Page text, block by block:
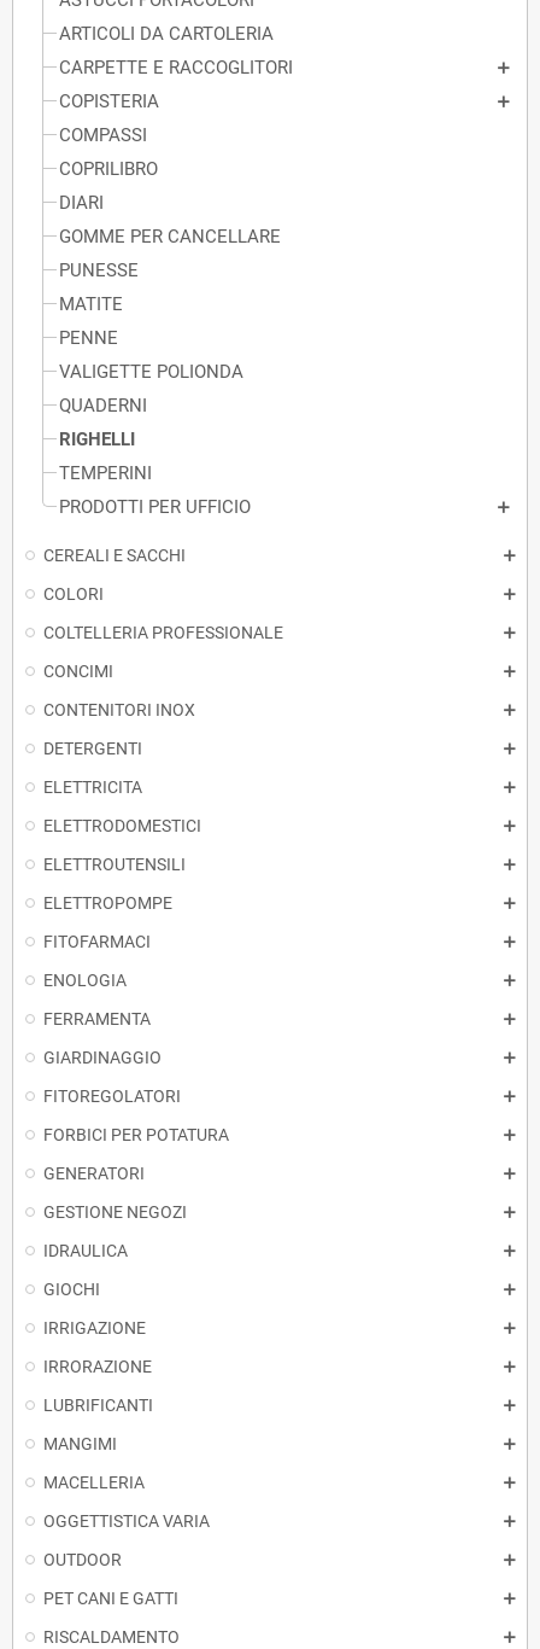
ARTICOLI DA CARTOLERIA
CARPETTE E RACCOGLITORI
COPISTERIA
COMPASSI
COPRILIBRO
DIARI
GOMME PER CANCELLARE
PUNESSE
MATITE
PENNE
VALIGETTE POLIONDA
QUADERNI
RIGHELLI
TEMPERINI
PRODOTTI PER UFFICIO
CEREALI E SACCHI
COLORI
COLTELLERIA PROFESSIONALE
CONCIMI
CONTENITORI INOX
DETERGENTI
ELETTRICITA
ELETTRODOMESTICI
ELETTROUTENSILI
ELETTROPOMPE
FITOFARMACI
ENOLOGIA
FERRAMENTA
GIARDINAGGIO
FITOREGOLATORI
FORBICI PER POTATURA
GENERATORI
GESTIONE NEGOZI
IDRAULICA
GIOCHI
IRRIGAZIONE
IRRORAZIONE
LUBRIFICANTI
MANGIMI
MACELLERIA
OGGETTISTICA VARIA
OUTDOOR
PET CANI E GATTI
RISCALDAMENTO